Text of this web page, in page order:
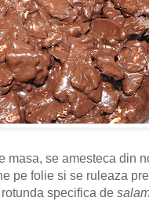
masa, se amesteca din
pe folie si se ruleaza
specifica de